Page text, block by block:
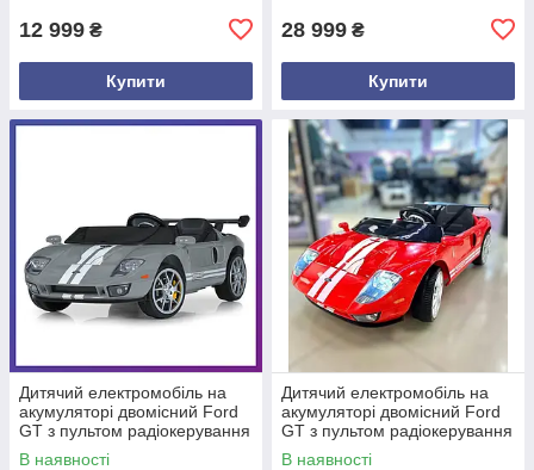
12 999 ₴
Купити
28 999 ₴
Купити
Дитячий електромобіль на
акумуляторі двомісний Ford
GT з пультом радіокерування
для дітей 3-8 років Сірий
В наявності
Дитячий електромобіль на
акумуляторі двомісний Ford
GT з пультом радіокерування
для дітей 3-8 років Червоний
В наявності